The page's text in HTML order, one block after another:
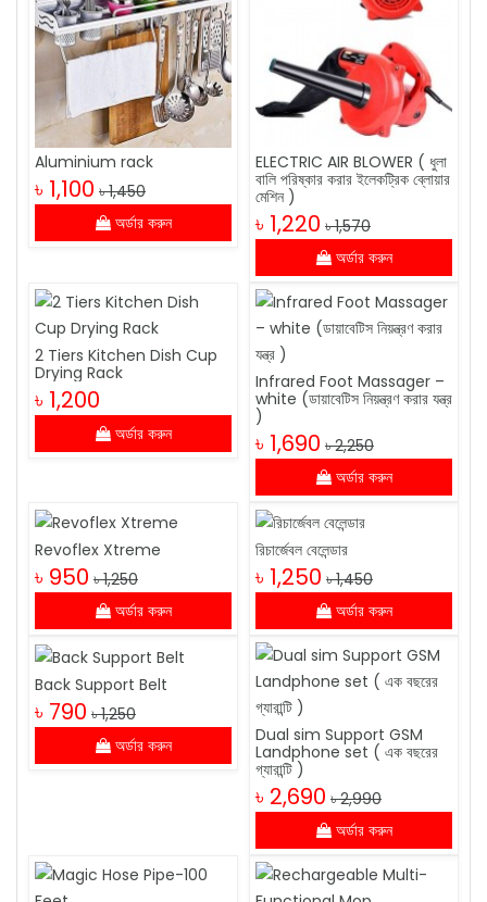
Aluminium rack
৳ 1,100 ৳ 1,450
অর্ডার করুন
ELECTRIC AIR BLOWER ( ধুলা
বালি পরিষ্কার করার ইলেকট্রিক ব্লোয়ার
মেশিন )
৳ 1,220 ৳ 1,570
অর্ডার করুন
2 Tiers Kitchen Dish Cup
Drying Rack
৳ 1,200
অর্ডার করুন
Infrared Foot Massager –
white (ডায়াবেটিস নিয়ন্ত্রণ করার যন্ত্র
)
৳ 1,690 ৳ 2,250
অর্ডার করুন
Revoflex Xtreme
৳ 950 ৳ 1,250
অর্ডার করুন
রিচার্জেবল বেলেন্ডার
৳ 1,250 ৳ 1,450
অর্ডার করুন
Back Support Belt
৳ 790 ৳ 1,250
অর্ডার করুন
Dual sim Support GSM
Landphone set ( এক বছরের
গ্যারান্টি )
৳ 2,690 ৳ 2,990
অর্ডার করুন